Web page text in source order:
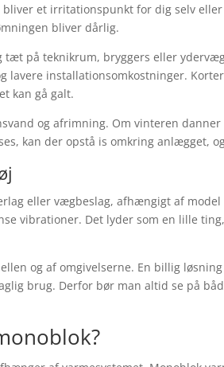
bliver et irritationspunkt for dig selv
bliver dårlig.
tæt på teknikrum, bryggers eller
lavere installationsomkostninger.
kan gå galt.
og afrimning. Om vinteren
kan der opstå is omkring anlægget,
eller vægbeslag, afhængigt af
vibrationer. Det lyder som en lille
og af omgivelserne. En billig
brug. Derfor bør man altid se på